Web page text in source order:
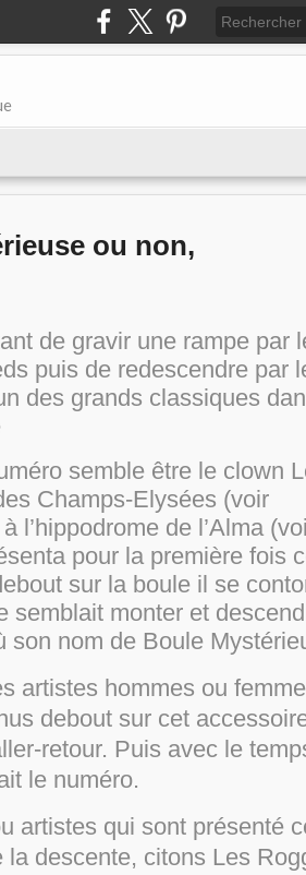
ou non,
de gravir une rampe par
puis de redescendre par
des grands classiques
semble être le clown
Champs-Elysées (voir
l’hippodrome de l’Alma
pour la première fois
sur la boule il se
semblait monter et
son nom de Boule
artistes hommes ou
debout sur cet
retour. Puis avec le
le numéro.
artistes qui sont présenté
la descente, citons Les